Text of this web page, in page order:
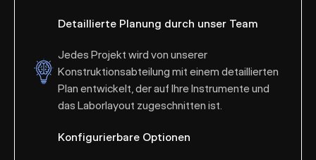
Detaillierte Planung durch unser Team
Jedes Projekt wird von unserer
Konstruktionsabteilung mit einem detaillierten
Plan entwickelt, der auf Ihre Instrumente und
das Laborlayout zugeschnitten ist.
Konfigurierbare Optionen